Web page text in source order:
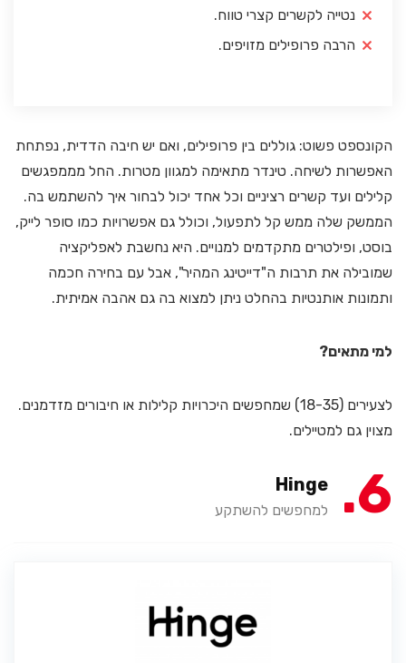
נטייה לקשרים קצרי טווח.
הרבה פרופילים מזויפים.
הקונספט פשוט: גוללים בין פרופילים, ואם יש חיבה הדדית, נפתחת
האפשרות לשיחה. טינדר מתאימה למגוון מטרות. החל מממפגשים
קלילים ועד קשרים רציניים וכל אחד יכול לבחור איך להשתמש בה.
הממשק שלה ממש קל לתפעול, וכולל גם אפשרויות כמו סופר לייק,
בוסט, ופילטרים מתקדמים למנויים. היא נחשבת לאפליקציה
שמובילה את תרבות ה"דייטינג המהיר", אבל עם בחירה חכמה
ותמונות אותנטיות בהחלט ניתן למצוא בה גם אהבה אמיתית.
למי מתאים?
לצעירים (18-35) שמחפשים היכרויות קלילות או חיבורים מזדמנים.
מצוין גם למטיילים.
6
Hinge
למחפשים להשתקע